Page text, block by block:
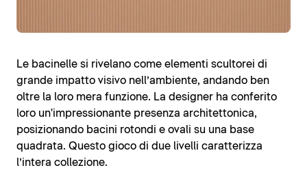
Le bacinelle si rivelano come elementi scultorei di
grande impatto visivo nell’ambiente, andando ben
oltre la loro mera funzione. La designer ha conferito
loro un'impressionante presenza architettonica,
posizionando bacini rotondi e ovali su una base
quadrata. Questo gioco di due livelli caratterizza
l’intera collezione.